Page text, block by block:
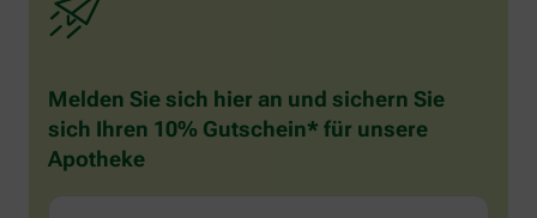
Melden Sie sich hier an und sichern Sie
sich Ihren 10% Gutschein* für unsere
Apotheke